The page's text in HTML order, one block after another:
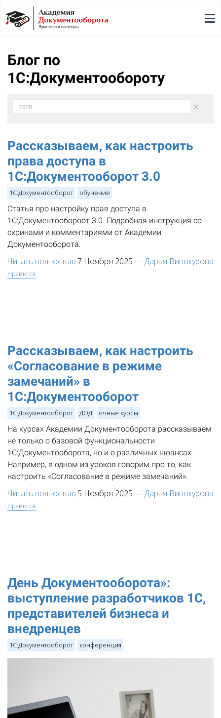
Блог по
1С:Документообороту
×
теги
Рассказываем, как настроить
права доступа в
1С:Документооборот 3.0
1С:Документооборот обучение
Статья про настройку прав доступа в
1С:Документообороот 3.0. Подробная инструкция со
скринами и комментариями от Академии
Документооборота.
Читать полностью7 Ноября 2025 —Дарья Винокурова
Нравится
Рассказываем, как настроить
«Согласование в режиме
замечаний» в
1С:Документооборот
1С:Документооборот ДОД очные курсы
На курсах Академии Документооборота рассказываем
не только о базовой функциональности
1С:Документооборота, но и о различных нюансах.
Например, в одном из уроков говорим про то, как
настроить «Согласование в режиме замечаний».
Читать полностью 5 Ноября 2025 —Дарья Винокурова
Нравится
День Документооборота»:
выступление разработчиков 1С,
представителей бизнеса и
внедренцев
1С:Документооборот конференция